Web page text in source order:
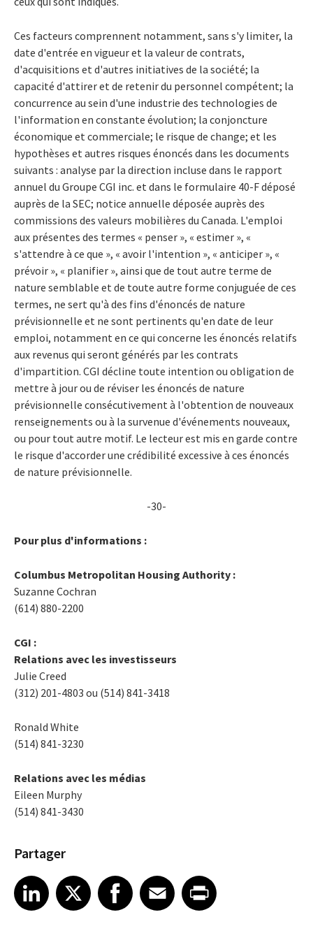
Ces facteurs comprennent notamment, sans s'y limiter, la
date d'entrée en vigueur et la valeur de contrats,
d'acquisitions et d'autres initiatives de la société; la
capacité d'attirer et de retenir du personnel compétent; la
concurrence au sein d'une industrie des technologies de
l'information en constante évolution; la conjoncture
économique et commerciale; le risque de change; et les
hypothèses et autres risques énoncés dans les documents
suivants : analyse par la direction incluse dans le rapport
annuel du Groupe CGI inc. et dans le formulaire 40-F déposé
auprès de la SEC; notice annuelle déposée auprès des
commissions des valeurs mobilières du Canada. L'emploi
aux présentes des termes « penser », « estimer », «
s'attendre à ce que », « avoir l'intention », « anticiper », «
prévoir », « planifier », ainsi que de tout autre terme de
nature semblable et de toute autre forme conjuguée de ces
termes, ne sert qu'à des fins d'énoncés de nature
prévisionnelle et ne sont pertinents qu'en date de leur
emploi, notamment en ce qui concerne les énoncés relatifs
aux revenus qui seront générés par les contrats
d'impartition. CGI décline toute intention ou obligation de
mettre à jour ou de réviser les énoncés de nature
prévisionnelle consécutivement à l'obtention de nouveaux
renseignements ou à la survenue d'événements nouveaux,
ou pour tout autre motif. Le lecteur est mis en garde contre
le risque d'accorder une crédibilité excessive à ces énoncés
de nature prévisionnelle.
-30-
Pour plus d'informations :
Columbus Metropolitan Housing Authority :
Suzanne Cochran
(614) 880-2200
CGI :
Relations avec les investisseurs
Julie Creed
(312) 201-4803 ou (514) 841-3418
Ronald White
(514) 841-3230
Relations avec les médias
Eileen Murphy
(514) 841-3430
Partager
Share article on LinkedIn
LinkedIn
Share article on XShare article on Facebook
Facebook
Share article on Email
EmailShare article on Print